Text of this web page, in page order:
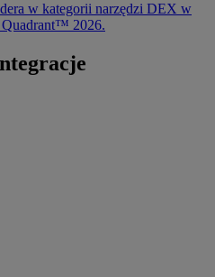
w kategorii narzędzi DEX w
2026.